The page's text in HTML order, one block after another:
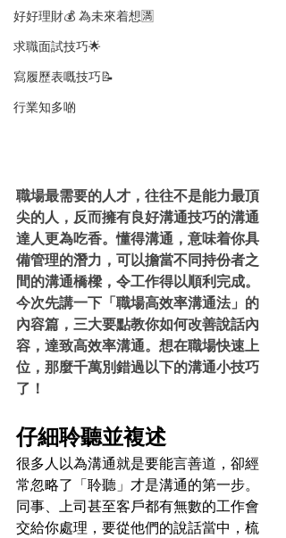
好好理財💰 為未來着想🈵
求職面試技巧🌟
寫履歷表嘅技巧📝
行業知多啲
職場最需要的人才，往往不是能力最頂
尖的人，反而擁有良好溝通技巧的溝通
達人更為吃香。懂得溝通，意味着你具
備管理的潛力，可以擔當不同持份者之
間的溝通橋樑，令工作得以順利完成。
今次先講一下「職場高效率溝通法」的
內容篇，三大要點教你如何改善說話內
容，達致高效率溝通。想在職場快速上
位，那麼千萬別錯過以下的溝通小技巧
了！
仔細聆聽並複述
很多人以為溝通就是要能言善道，卻經
常忽略了「聆聽」才是溝通的第一步。
同事、上司甚至客戶都有無數的工作會
交給你處理，要從他們的說話當中，梳